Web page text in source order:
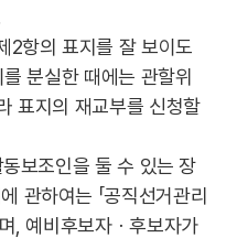
2항의 표지를 잘 보이도
분실한 때에는 관할위
표지의 재교부를 신청할
보조인을 둘 수 있는 장
관하여는 「공직선거관리
, 예비후보자ㆍ후보자가